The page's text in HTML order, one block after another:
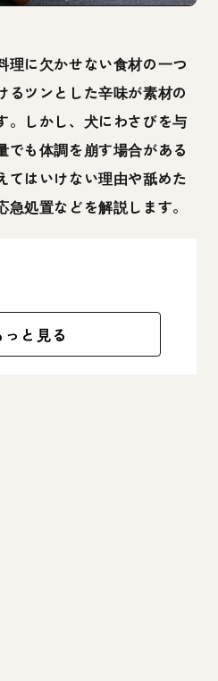
理に欠かせない食材の一つ
るツンとした辛味が素材の
。しかし、犬にわさびを与
でも体調を崩す場合がある
てはいけない理由や舐めた
処置などを解説します。
っと見る